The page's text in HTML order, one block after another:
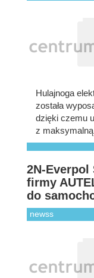
Hulajnoga
została
dzięki czemu
z
2N-
firmy
do
newss